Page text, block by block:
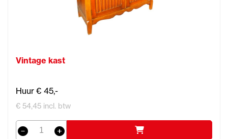
Vintage kast
Huur € 45,-
€ 54,45 incl. btw